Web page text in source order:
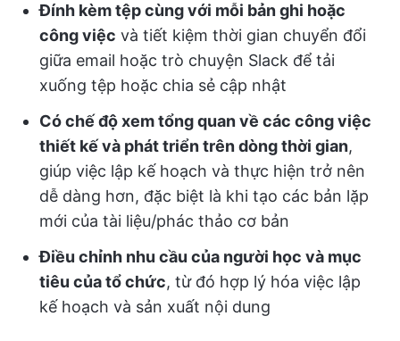
Đính kèm tệp cùng với mỗi bản ghi hoặc
công việc và tiết kiệm thời gian chuyển đổi
giữa email hoặc trò chuyện Slack để tải
xuống tệp hoặc chia sẻ cập nhật
Có chế độ xem tổng quan về các công việc
thiết kế và phát triển trên dòng thời gian,
giúp việc lập kế hoạch và thực hiện trở nên
dễ dàng hơn, đặc biệt là khi tạo các bản lặp
mới của tài liệu/phác thảo cơ bản
Điều chỉnh nhu cầu của người học và mục
tiêu của tổ chức, từ đó hợp lý hóa việc lập
kế hoạch và sản xuất nội dung